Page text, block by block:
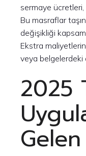
sermaye ücretleri,
Bu masraflar
değişikliği
Ekstra
veya belgelerdeki
2025